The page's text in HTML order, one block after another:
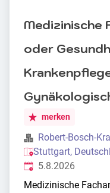
Medizinische
oder
merken
Robert-Bosch-
Stuttgart,
Veröffentlicht
5.8.2026
Medizinische